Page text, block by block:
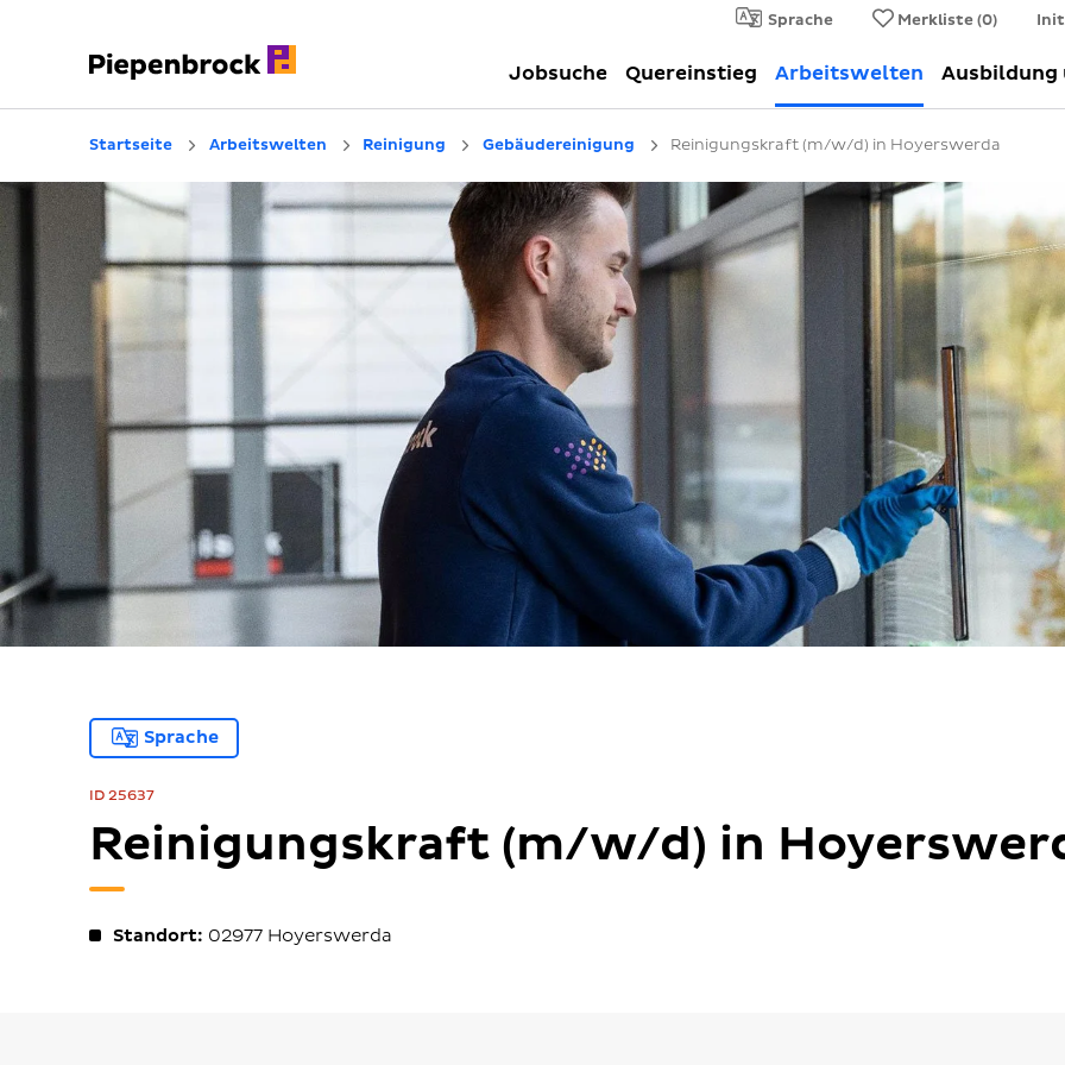
Sprache Merkliste (0)
Jobsuche Quereinstieg Arbeitswelten Ausbildung
Startseite Arbeitswelten Reinigung Gebäudereinigung Reinigungskraft (m/w/d) in Hoyerswerda
Sprache
ID 25637
Reinigungskraft (m/w/d) in
Standort: 02977 Hoyerswerda